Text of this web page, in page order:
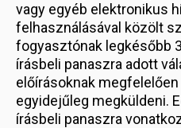
vagy egyéb elektronikus
felhasználásával közölt
fogyasztónak legkésőbb
írásbeli panaszra adott
előírásoknak
egyidejűleg megküldeni.
írásbeli panaszra